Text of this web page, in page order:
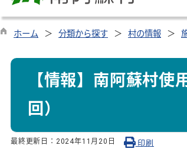
ホーム 分類から探す 村の情報
【情報】南阿蘇村
回）
最終更新日： 2024年11月20日 印刷